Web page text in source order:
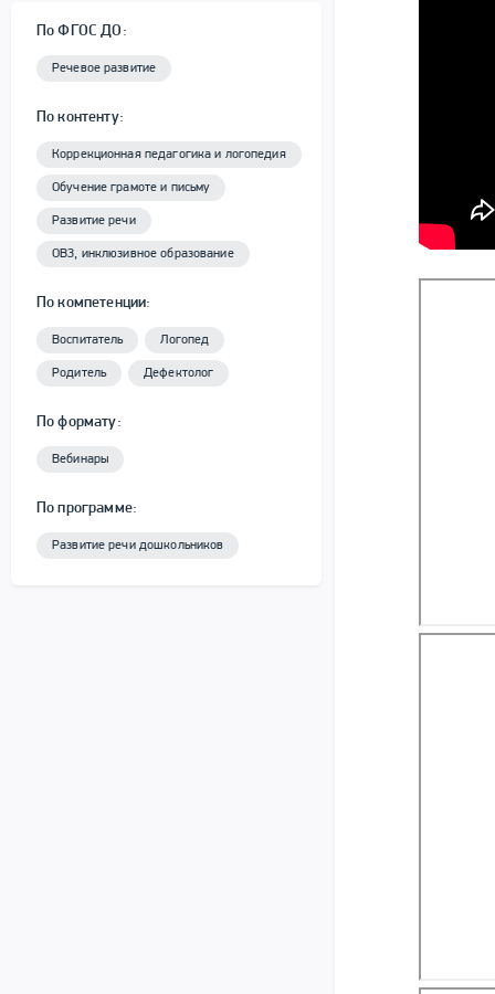
По ФГОС ДО:
Речевое развитие
По контенту:
Коррекционная педагогика и логопедия
Обучение грамоте и письму
Развитие речи
ОВЗ, инклюзивное образование
По компетенции:
Воспитатель Логопед
Родитель Дефектолог
По формату:
Вебинары
По программе:
Развитие речи дошкольников